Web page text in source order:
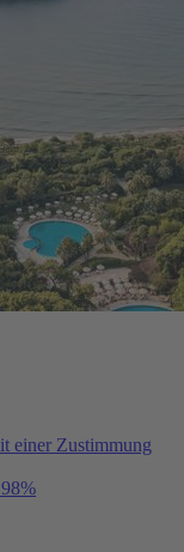
einer Zustimmung
98%